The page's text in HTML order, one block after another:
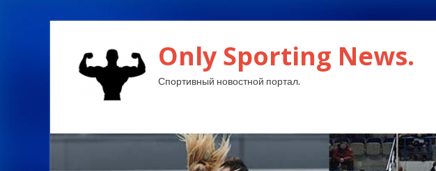
Only Sporting News.
Спортивный новостной портал.